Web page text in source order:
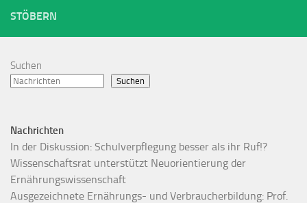
STÖBERN
Suchen
Suchen
Nachrichten
In der Diskussion: Schulverpflegung besser als ihr Ruf!?
Wissenschaftsrat unterstützt Neuorientierung der
Ernährungswissenschaft
Ausgezeichnete Ernährungs- und Verbraucherbildung: Prof.